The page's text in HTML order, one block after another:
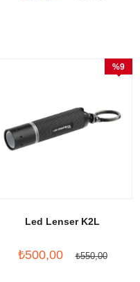
Led Lenser K2L
₺500,00 ₺550,00
%9